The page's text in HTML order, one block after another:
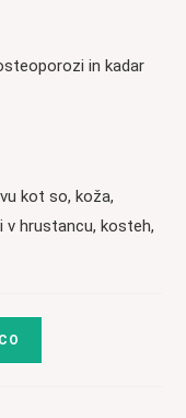
in kadar
kot so, koža,
v hrustancu, kosteh,